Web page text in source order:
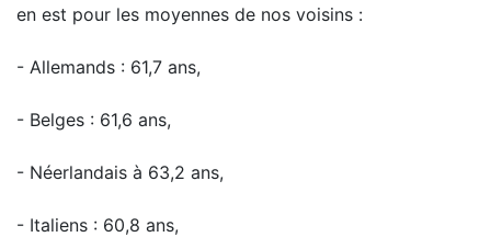
en est pour les moyennes de nos voisins :
- Allemands : 61,7 ans,
- Belges : 61,6 ans,
- Néerlandais à 63,2 ans,
- Italiens : 60,8 ans,